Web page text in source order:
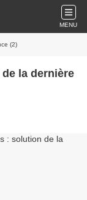
MENU
(2)
la dernière